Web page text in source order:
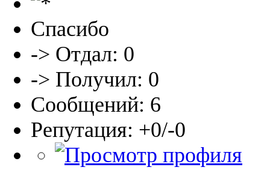
Спасибо
-> Отдал: 0
-> Получил: 0
Сообщений: 6
Репутация: +0/-0